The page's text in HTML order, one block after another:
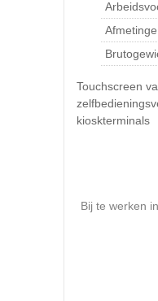
Touchscreen
kioskterminals
Bij te werken